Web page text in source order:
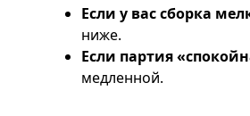
Если у вас сборка
ниже.
Если партия
медленной.